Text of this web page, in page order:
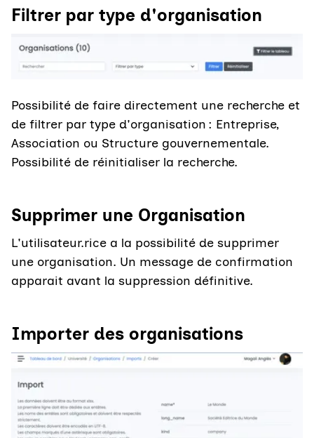
Filtrer par type d'organisation
Possibilité de faire directement une recherche et
de filtrer par type d'organisation : Entreprise,
Association ou Structure gouvernementale.
Possibilité de réinitialiser la recherche.
Agrandir l'image
Supprimer une Organisation
L'utilisateur.rice a la possibilité de supprimer
une organisation. Un message de confirmation
apparait avant la suppression définitive.
Importer des organisations
Agrandir l'image